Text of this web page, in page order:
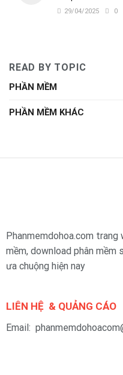
29/04/2025 0
READ BY TOPIC
PHẦN MỀM
PHẦN MỀM KHÁC
Phanmemdohoa.com trang
mềm, download phân
ưa chuộng hiện nay
LIÊN HỆ & QUẢNG CÁO
Email: